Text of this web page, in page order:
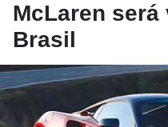
McLaren será
Brasil